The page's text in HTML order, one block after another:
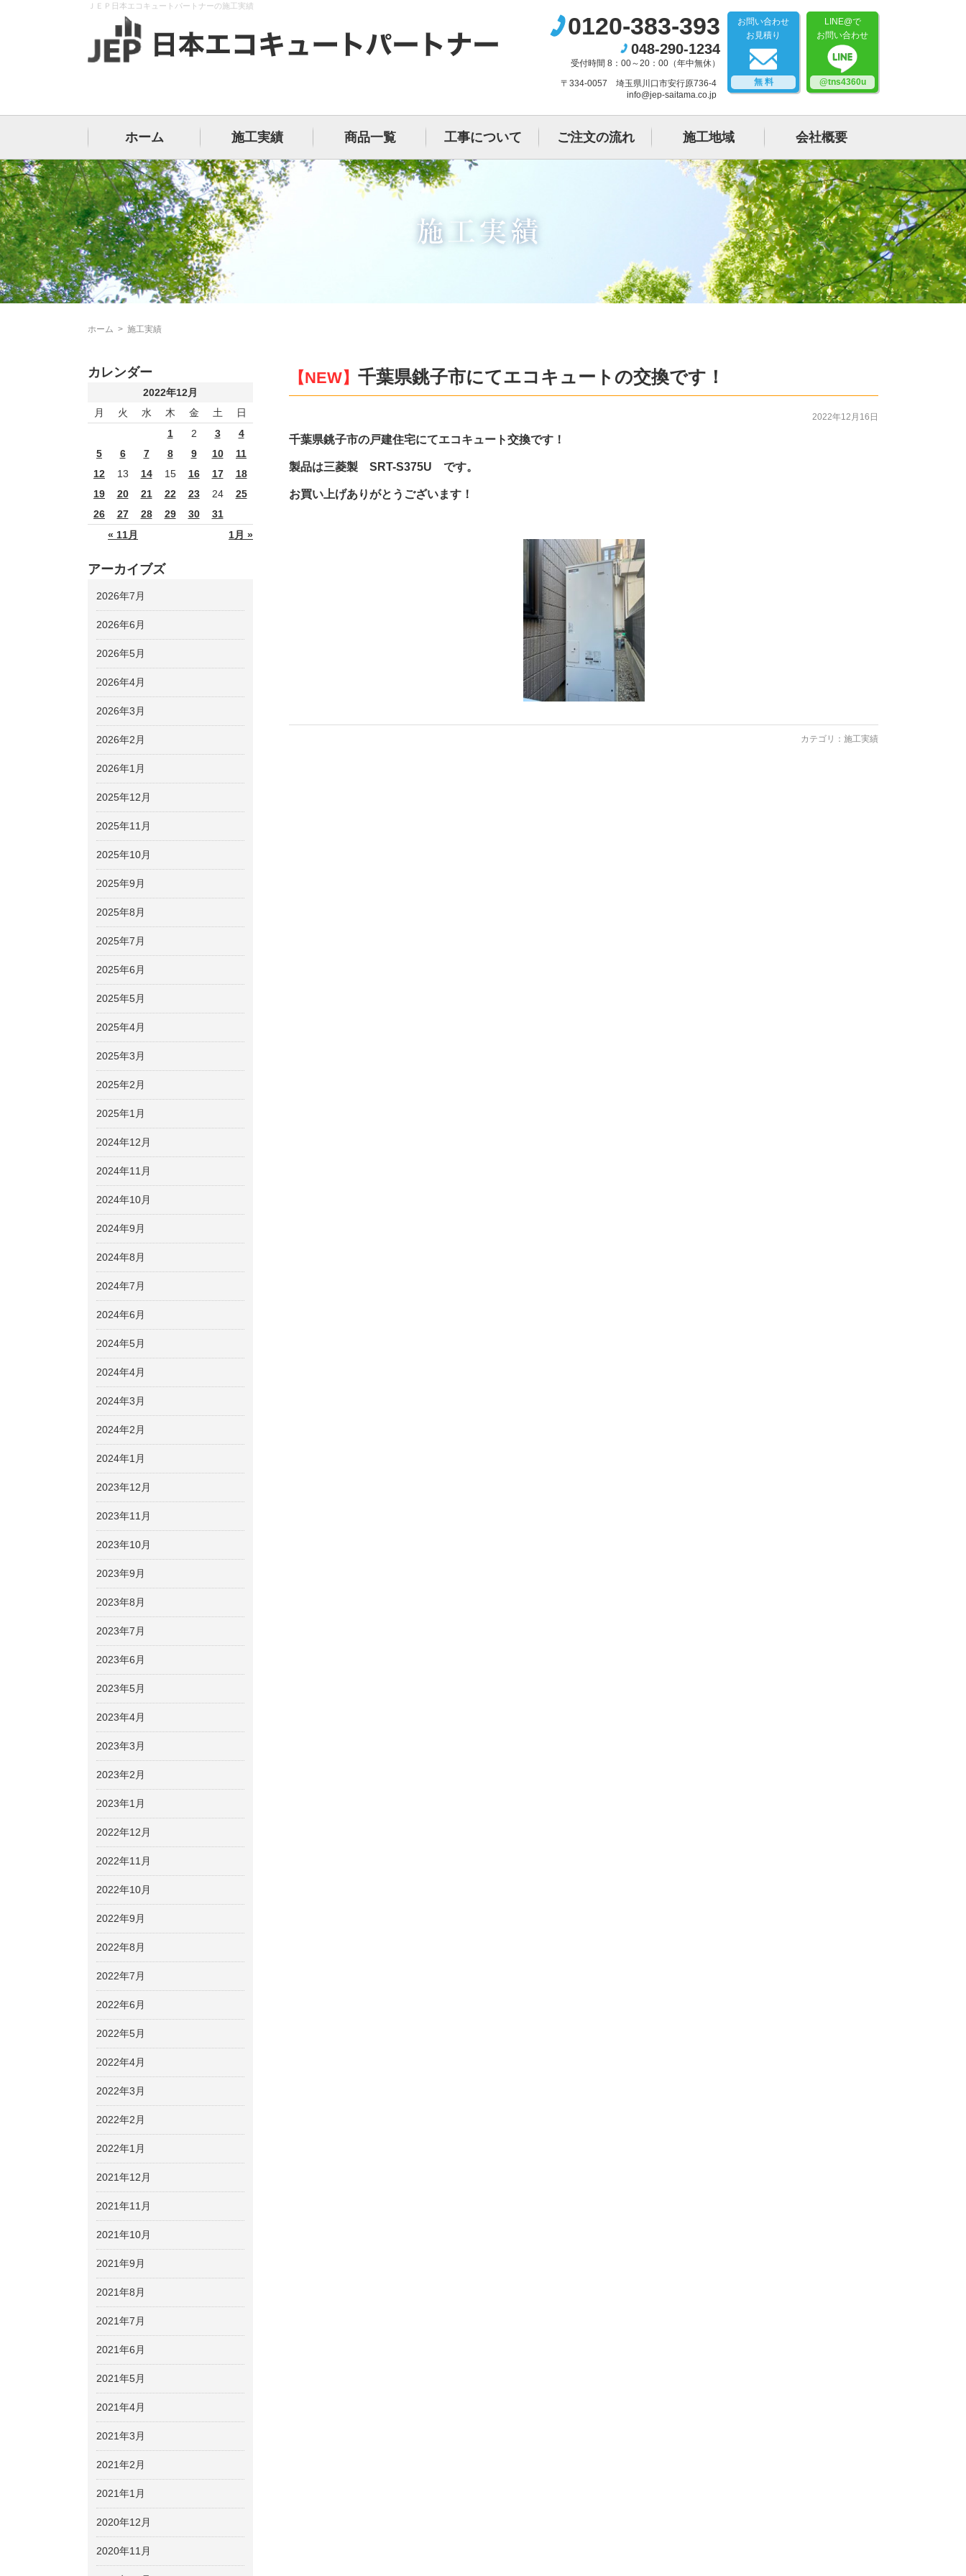
ＪＥＰ日本エコキュートパートナーの施工実績
〒334-0057 埼玉県川口市安行原736-4
info@jep-saitama.co.jp
LINE@で
お問い合わせ
@tns4360u
お問い合わせ
お見積り
無 料
0120-383-393
048-290-1234
受付時間 8：00～20：00（年中無休）
ホーム 施工実績 商品一覧 工事について ご注文の流れ 施工地域 会社概要
ホーム > 施工実績
【NEW】 千葉県銚子市にてエコキュートの交換です！
2022年12月16日
千葉県銚子市の戸建住宅にてエコキュート交換です！
製品は三菱製 SRT-S375U です。
お買い上げありがとうございます！
カテゴリ： 施工実績
カレンダー
2022年12月
月
火 水 木 金 土 日
« 11月 1月 »
1 2 3
4
5
6 7 8 9 10
11
12
13 14 15 16 17
18
19
20 21 22 23 24
25
26
27 28 29 30 31
アーカイブズ
2026年7月
2026年6月
2026年5月
2026年4月
2026年3月
2026年2月
2026年1月
2025年12月
2025年11月
2025年10月
2025年9月
2025年8月
2025年7月
2025年6月
2025年5月
2025年4月
2025年3月
2025年2月
2025年1月
2024年12月
2024年11月
2024年10月
2024年9月
2024年8月
2024年7月
2024年6月
2024年5月
2024年4月
2024年3月
2024年2月
2024年1月
2023年12月
2023年11月
2023年10月
2023年9月
2023年8月
2023年7月
2023年6月
2023年5月
2023年4月
2023年3月
2023年2月
2023年1月
2022年12月
2022年11月
2022年10月
2022年9月
2022年8月
2022年7月
2022年6月
2022年5月
2022年4月
2022年3月
2022年2月
2022年1月
2021年12月
2021年11月
2021年10月
2021年9月
2021年8月
2021年7月
2021年6月
2021年5月
2021年4月
2021年3月
2021年2月
2021年1月
2020年12月
2020年11月